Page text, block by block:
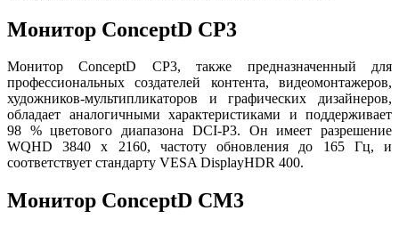
Монитор ConceptD CP3
Монитор ConceptD CP3, также предназначенный для
профессиональных создателей контента, видеомонтажеров,
художников-мультипликаторов и графических дизайнеров,
обладает аналогичными характеристиками и поддерживает
98 % цветового диапазона DCI-P3. Он имеет разрешение
WQHD 3840 x 2160, частоту обновления до 165 Гц, и
соответствует стандарту VESA DisplayHDR 400.
Монитор ConceptD CM3